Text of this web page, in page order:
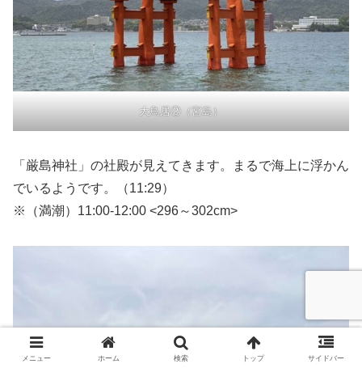
大鳥居②（宮島）
「厳島神社」の社殿が見えてきます。まるで海上に浮かん
でいるようです。（11:29）
※（満潮）11:00-12:00 <296～302cm>
メニュー ホーム 検索 トップ サイドバー